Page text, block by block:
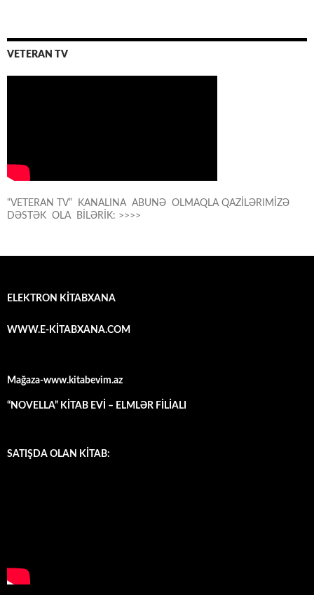
VETERAN TV
“VETERAN TV” KANALINA ABUNƏ OLMAQLA QAZİLƏRIMİZƏ
DƏSTƏK OLA BİLƏRİK: >>>>
ELEKTRON KİTABXANA
WWW.E-KİTABXANA.COM
Mağaza-www.kitabevim.az
“NOVELLA” KİTAB EVİ – ELMLƏR FİLİALI
SATIŞDA OLAN KİTAB: